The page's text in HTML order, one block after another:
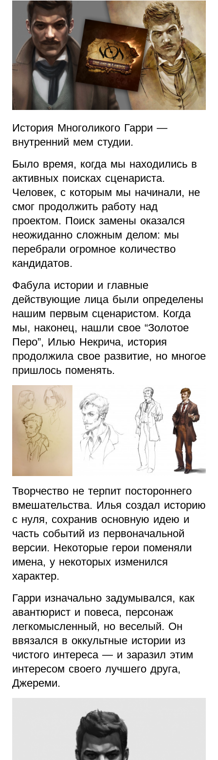
История Многоликого Гарри —
внутренний мем студии.
Было время, когда мы находились в
активных поисках сценариста.
Человек, с которым мы начинали, не
смог продолжить работу над
проектом. Поиск замены оказался
неожиданно сложным делом: мы
перебрали огромное количество
кандидатов.
Фабула истории и главные
действующие лица были определены
нашим первым сценаристом. Когда
мы, наконец, нашли свое “Золотое
Перо”, Илью Некрича, история
продолжила свое развитие, но многое
пришлось поменять.
Творчество не терпит постороннего
вмешательства. Илья создал историю
с нуля, сохранив основную идею и
часть событий из первоначальной
версии. Некоторые герои поменяли
имена, у некоторых изменился
характер.
Гарри изначально задумывался, как
авантюрист и повеса, персонаж
легкомысленный, но веселый. Он
ввязался в оккультные истории из
чистого интереса — и заразил этим
интересом своего лучшего друга,
Джереми.